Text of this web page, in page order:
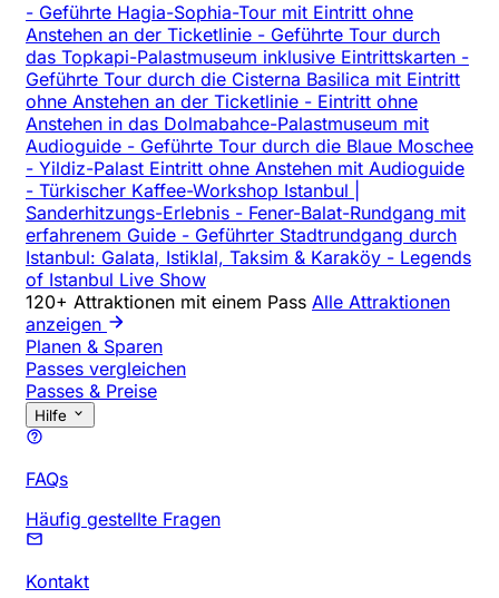
- Geführte Hagia-Sophia-Tour mit Eintritt ohne
Anstehen an der Ticketlinie - Geführte Tour durch
das Topkapi-Palastmuseum inklusive Eintrittskarten -
Geführte Tour durch die Cisterna Basilica mit Eintritt
ohne Anstehen an der Ticketlinie - Eintritt ohne
Anstehen in das Dolmabahce-Palastmuseum mit
Audioguide - Geführte Tour durch die Blaue Moschee
- Yildiz-Palast Eintritt ohne Anstehen mit Audioguide
- Türkischer Kaffee-Workshop Istanbul |
Sanderhitzungs-Erlebnis - Fener-Balat-Rundgang mit
erfahrenem Guide - Geführter Stadtrundgang durch
Istanbul: Galata, Istiklal, Taksim & Karaköy - Legends
of Istanbul Live Show
120+ Attraktionen mit einem Pass Alle Attraktionen
anzeigen
Planen & Sparen
Passes vergleichen
Passes & Preise
Hilfe
FAQs
Häufig gestellte Fragen
Kontakt